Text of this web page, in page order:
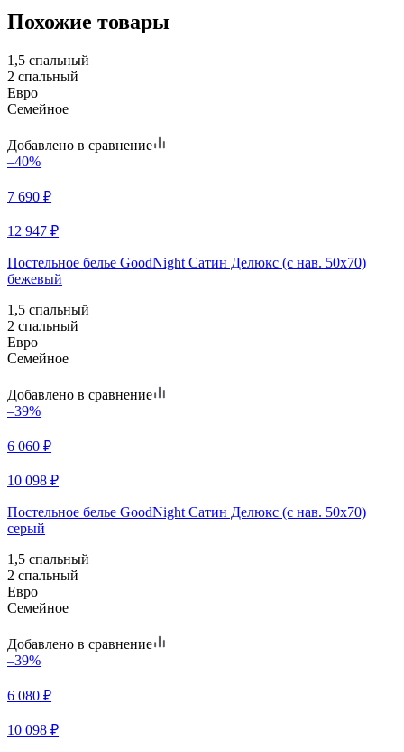
Похожие товары
1,5 спальный
2 спальный
Евро
Семейное
Добавлено в сравнение
–40%
7 690 ₽
12 947 ₽
Постельное белье GoodNight Сатин Делюкс (с нав. 50х70)
бежевый
1,5 спальный
2 спальный
Евро
Семейное
Добавлено в сравнение
–39%
6 060 ₽
10 098 ₽
Постельное белье GoodNight Сатин Делюкс (с нав. 50х70)
серый
1,5 спальный
2 спальный
Евро
Семейное
Добавлено в сравнение
–39%
6 080 ₽
10 098 ₽